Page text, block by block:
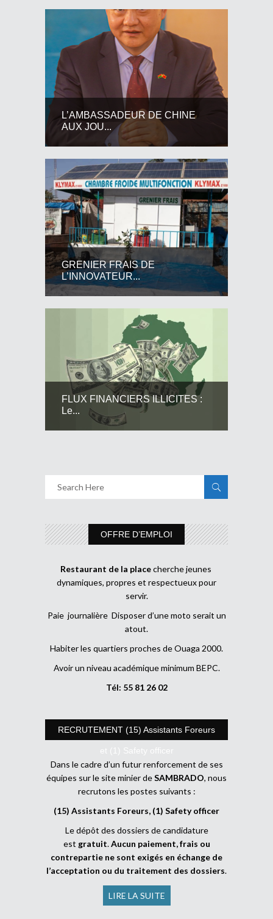
L’AMBASSADEUR DE CHINE
AUX JOU...
GRENIER FRAIS DE
L’INNOVATEUR...
FLUX FINANCIERS ILLICITES :
Le...
OFFRE D’EMPLOI
Restaurant de la placecherche jeunes
dynamiques, propres et respectueux pour
servir.
Paie journalière Disposer d’une moto serait un
atout.
Habiter les quartiers proches de Ouaga 2000.
Avoir un niveau académique minimum BEPC.
Tél: 55 81 26 02
RECRUTEMENT (15) Assistants Foreurs
et (1) Safety officer
Dans le cadre d’un futur renforcement de ses
équipes sur le site minier deSAMBRADO, nous
recrutons les postes suivants :
(15) Assistants Foreurs, (1) Safety officer
Le dépôt des dossiers de candidature
est gratuit.Aucun paiement, frais ou
contrepartie ne sont exigés en échange de
l’acceptation ou du traitement des dossiers.
LIRE LA SUITE